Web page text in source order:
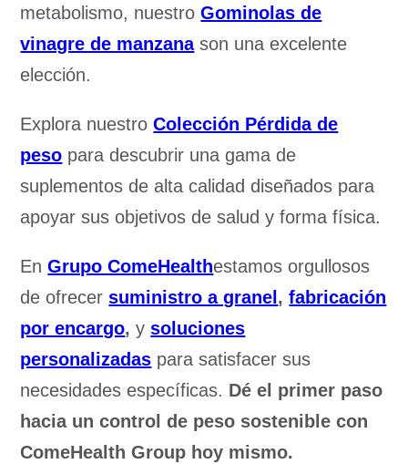
metabolismo, nuestroGominolas de
vinagre de manzana son una excelente
elección.
Explora nuestroColección Pérdida de
peso para descubrir una gama de
suplementos de alta calidad diseñados para
apoyar sus objetivos de salud y forma física.
EnGrupo ComeHealthestamos orgullosos
de ofrecersuministro a granel ,fabricación
por encargo,ysoluciones
personalizadas para satisfacer sus
necesidades específicas. Dé el primer paso
hacia un control de peso sostenible con
ComeHealth Group hoy mismo.